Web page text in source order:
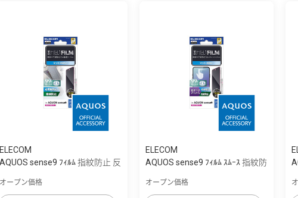
ELECOM
AQUOS sense9 ﾌｨﾙﾑ 指紋防止 反
オープン価格
ELECOM
AQUOS sense9 ﾌｨﾙﾑ ｽﾑｰｽ 指紋防
オープン価格